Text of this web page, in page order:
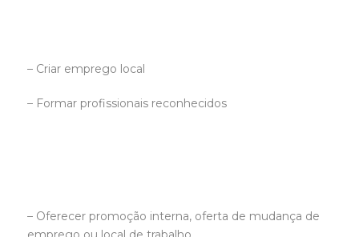
– Criar emprego local
– Formar profissionais reconhecidos
– Oferecer promoção interna, oferta de mudança de